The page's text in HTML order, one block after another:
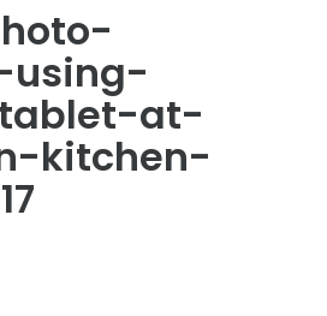
using-
at-
kitchen-